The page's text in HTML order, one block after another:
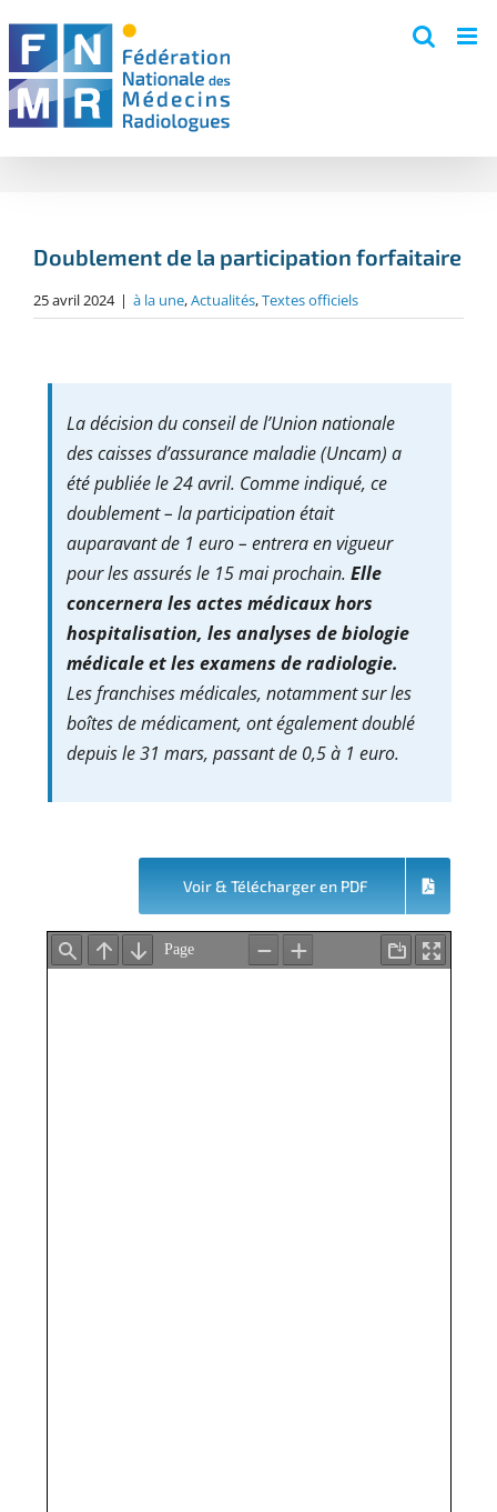
content
Doublement de la participation forfaitaire
25 avril 2024 | à la une,Actualités,Textes officiels
La décision du conseil de l’Union nationale
des caisses d’assurance maladie (Uncam) a
été publiée le 24 avril. Comme indiqué, ce
doublement – la participation était
auparavant de 1 euro – entrera en vigueur
pour les assurés le 15 mai prochain. Elle
concernera les actes médicaux hors
hospitalisation, les analyses de biologie
médicale et les examens de radiologie.
Les franchises médicales, notamment sur les
boîtes de médicament, ont également doublé
depuis le 31 mars, passant de 0,5 à 1 euro.
Voir & Télécharger en PDF